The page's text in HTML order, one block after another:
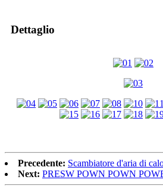
Dettaglio
Precedente: Scambiatore d'aria di
Next: PRESW POWN POWN